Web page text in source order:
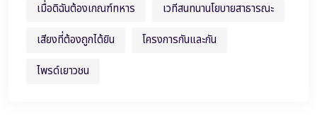
เมื่อดิฉันต้องเกณฑ์ทหาร
เวทีสนทนานโยบายสาธารณะ
เสียงที่ต้องถูกได้ยิน
โครงการกันและกัน
ไพรด์เยาวชน